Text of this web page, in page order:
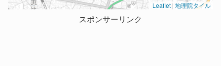
Leaflet | 地理院タイル
スポンサーリンク